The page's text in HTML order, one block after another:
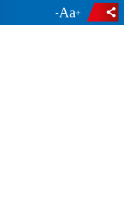
- +